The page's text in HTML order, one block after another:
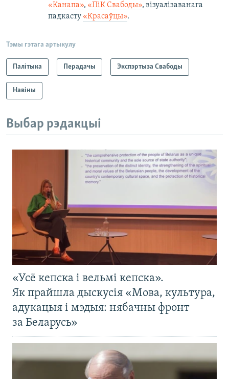
«Канапа», «ПіК Свабоды», візуалізаванага
падкасту «Красаўцы».
Тэмы гэтага артыкулу
Палітыка Перадачы Экспэртыза Свабоды
Навіны
Выбар рэдакцыі
«Усё кепска і вельмі кепска».
Як прайшла дыскусія «Мова, культура,
адукацыя і мэдыя: нябачны фронт
за Беларусь»